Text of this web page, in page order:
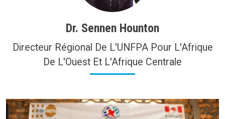
Dr. Sennen Hounton
Directeur Régional De L'UNFPA Pour L'Afrique
De L'Ouest Et L'Afrique Centrale